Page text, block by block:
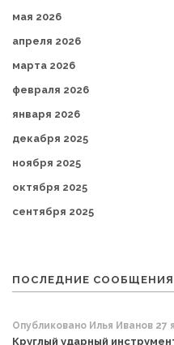
мая 2026
апреля 2026
марта 2026
февраля 2026
января 2026
декабря 2025
ноября 2025
октября 2025
сентября 2025
ПОСЛЕДНИЕ СООБЩЕНИЯ
Опубликовано Илья Иванов 27
Круглый ударный